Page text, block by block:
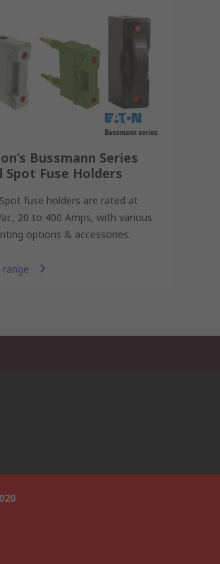
Bussmann Series
Spot Fuse Holders
fuse holders are rated at
20 to 400 Amps, with various
options & accessories.
range